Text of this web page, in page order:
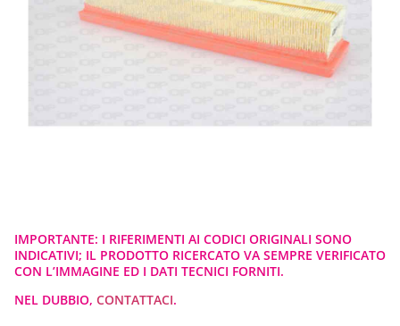
IMPORTANTE: I RIFERIMENTI AI CODICI ORIGINALI SONO
INDICATIVI; IL PRODOTTO RICERCATO VA SEMPRE VERIFICATO
CON L’IMMAGINE ED I DATI TECNICI FORNITI.
NEL DUBBIO, CONTATTACI.